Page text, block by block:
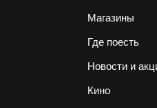
Магазины
Где поесть
Новости и
Кино